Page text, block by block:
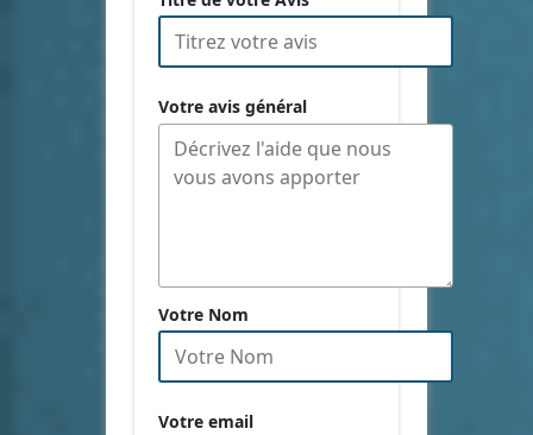
Votre avis général
Votre Nom
Votre email